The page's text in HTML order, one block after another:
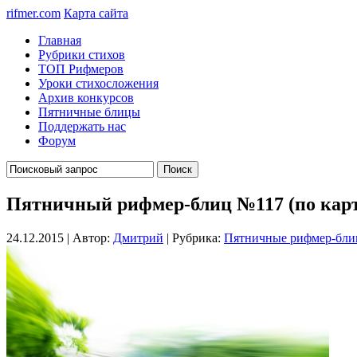
rifmer.com Карта сайта
Главная
Рубрики стихов
ТОП Рифмеров
Уроки стихосложения
Архив конкурсов
Пятничные блицы
Поддержать нас
Форум
Пятничный рифмер-блиц №117 (по
24.12.2015 | Автор: Дмитрий | Рубрика: Пятничные рифмер-